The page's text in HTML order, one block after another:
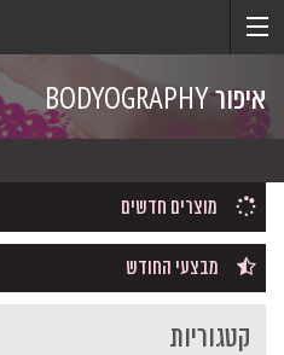
איפור BODYOGRAPHY
מוצרים חדשים
מבצעי החודש
קטגוריות